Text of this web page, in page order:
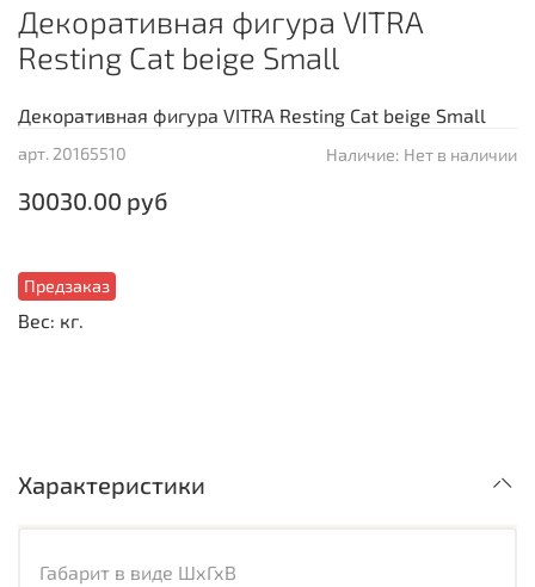
арт. 20165510 Наличие: Нет в наличии
Предзаказ
Декоративная фигура VITRA
Resting Cat beige Small
30030.00 руб
Декоративная фигура VITRA Resting Cat beige Small
Вес: кг.
Характеристики
Габарит в виде ШхГхВ